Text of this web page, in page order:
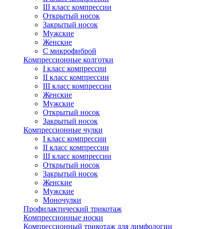
III класс компрессии
Открытый носок
Закрытый носок
Мужские
Женские
С микрофиброй
Компрессионные колготки
I класс компрессии
II класс компрессии
III класс компрессии
Женские
Мужские
Открытый носок
Закрытый носок
Компрессионные чулки
I класс компрессии
II класс компрессии
III класс компрессии
Открытый носок
Закрытый носок
Женские
Мужские
Моночулки
Профилактический трикотаж
Компрессионные носки
Компрессионный трикотаж для лимфологии